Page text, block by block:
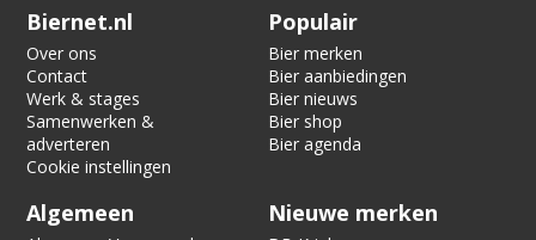
Verification code:
Biernet.nl
Over ons
Contact
Werk & stages
Samenwerken &
adverteren
Cookie instellingen
Populair
Bier merken
Bier aanbiedingen
Bier nieuws
Bier shop
Bier agenda
Algemeen Nieuwe merken